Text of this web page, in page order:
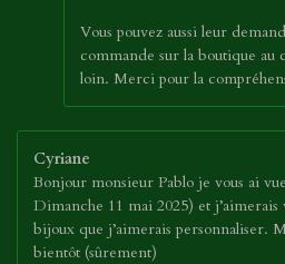
Vous pouvez aussi leur
commande sur la boutique au
loin. Merci pour la
Cyriane
Bonjour monsieur Pablo je vous ai
Dimanche 11 mai 2025) et j’aimerais
bijoux que j’aimerais personnaliser.
bientôt (sûrement)